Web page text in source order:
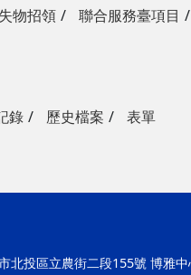
失物招領 聯合服務臺項目
錄 歷史檔案 表單
北投區立農街二段155號 博雅中